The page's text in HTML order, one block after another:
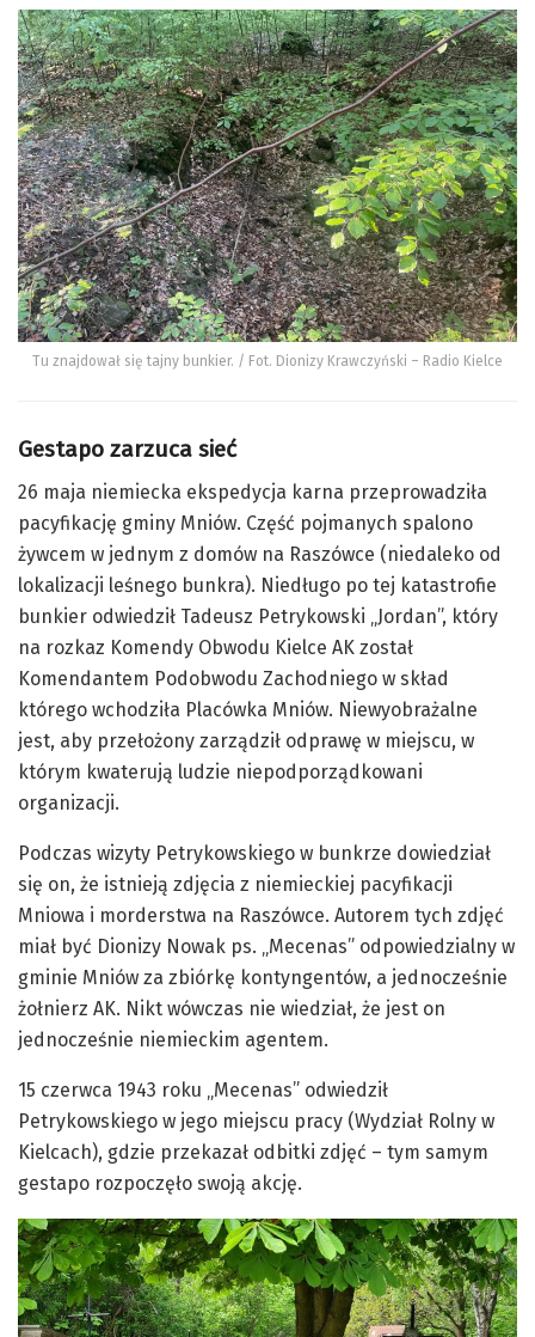
Tu znajdował się tajny bunkier. / Fot. Dionizy Krawczyński – Radio Kielce
Gestapo zarzuca sieć
26 maja niemiecka ekspedycja karna przeprowadziła
pacyfikację gminy Mniów. Część pojmanych spalono
żywcem w jednym z domów na Raszówce (niedaleko od
lokalizacji leśnego bunkra). Niedługo po tej katastrofie
bunkier odwiedził Tadeusz Petrykowski „Jordan”, który
na rozkaz Komendy Obwodu Kielce AK został
Komendantem Podobwodu Zachodniego w skład
którego wchodziła Placówka Mniów. Niewyobrażalne
jest, aby przełożony zarządził odprawę w miejscu, w
którym kwaterują ludzie niepodporządkowani
organizacji.
Podczas wizyty Petrykowskiego w bunkrze dowiedział
się on, że istnieją zdjęcia z niemieckiej pacyfikacji
Mniowa i morderstwa na Raszówce. Autorem tych zdjęć
miał być Dionizy Nowak ps. „Mecenas” odpowiedzialny w
gminie Mniów za zbiórkę kontyngentów, a jednocześnie
żołnierz AK. Nikt wówczas nie wiedział, że jest on
jednocześnie niemieckim agentem.
15 czerwca 1943 roku „Mecenas” odwiedził
Petrykowskiego w jego miejscu pracy (Wydział Rolny w
Kielcach), gdzie przekazał odbitki zdjęć – tym samym
gestapo rozpoczęło swoją akcję.